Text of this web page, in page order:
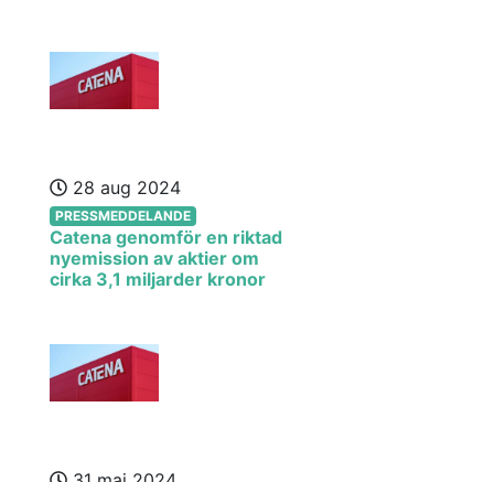
28 aug 2024
PRESSMEDDELANDE
Catena genomför en riktad
nyemission av aktier om
cirka 3,1 miljarder kronor